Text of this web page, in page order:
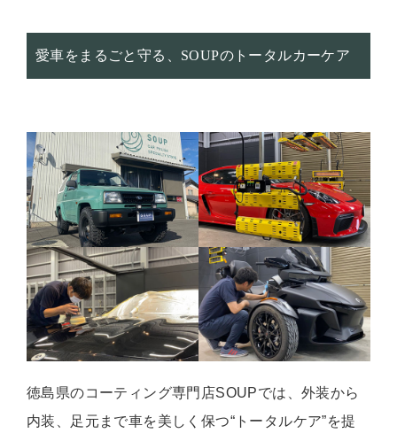
愛車をまるごと守る、SOUPのトータルカーケア
徳島県のコーティング専門店SOUPでは、外装から
内装、足元まで車を美しく保つ“トータルケア”を提